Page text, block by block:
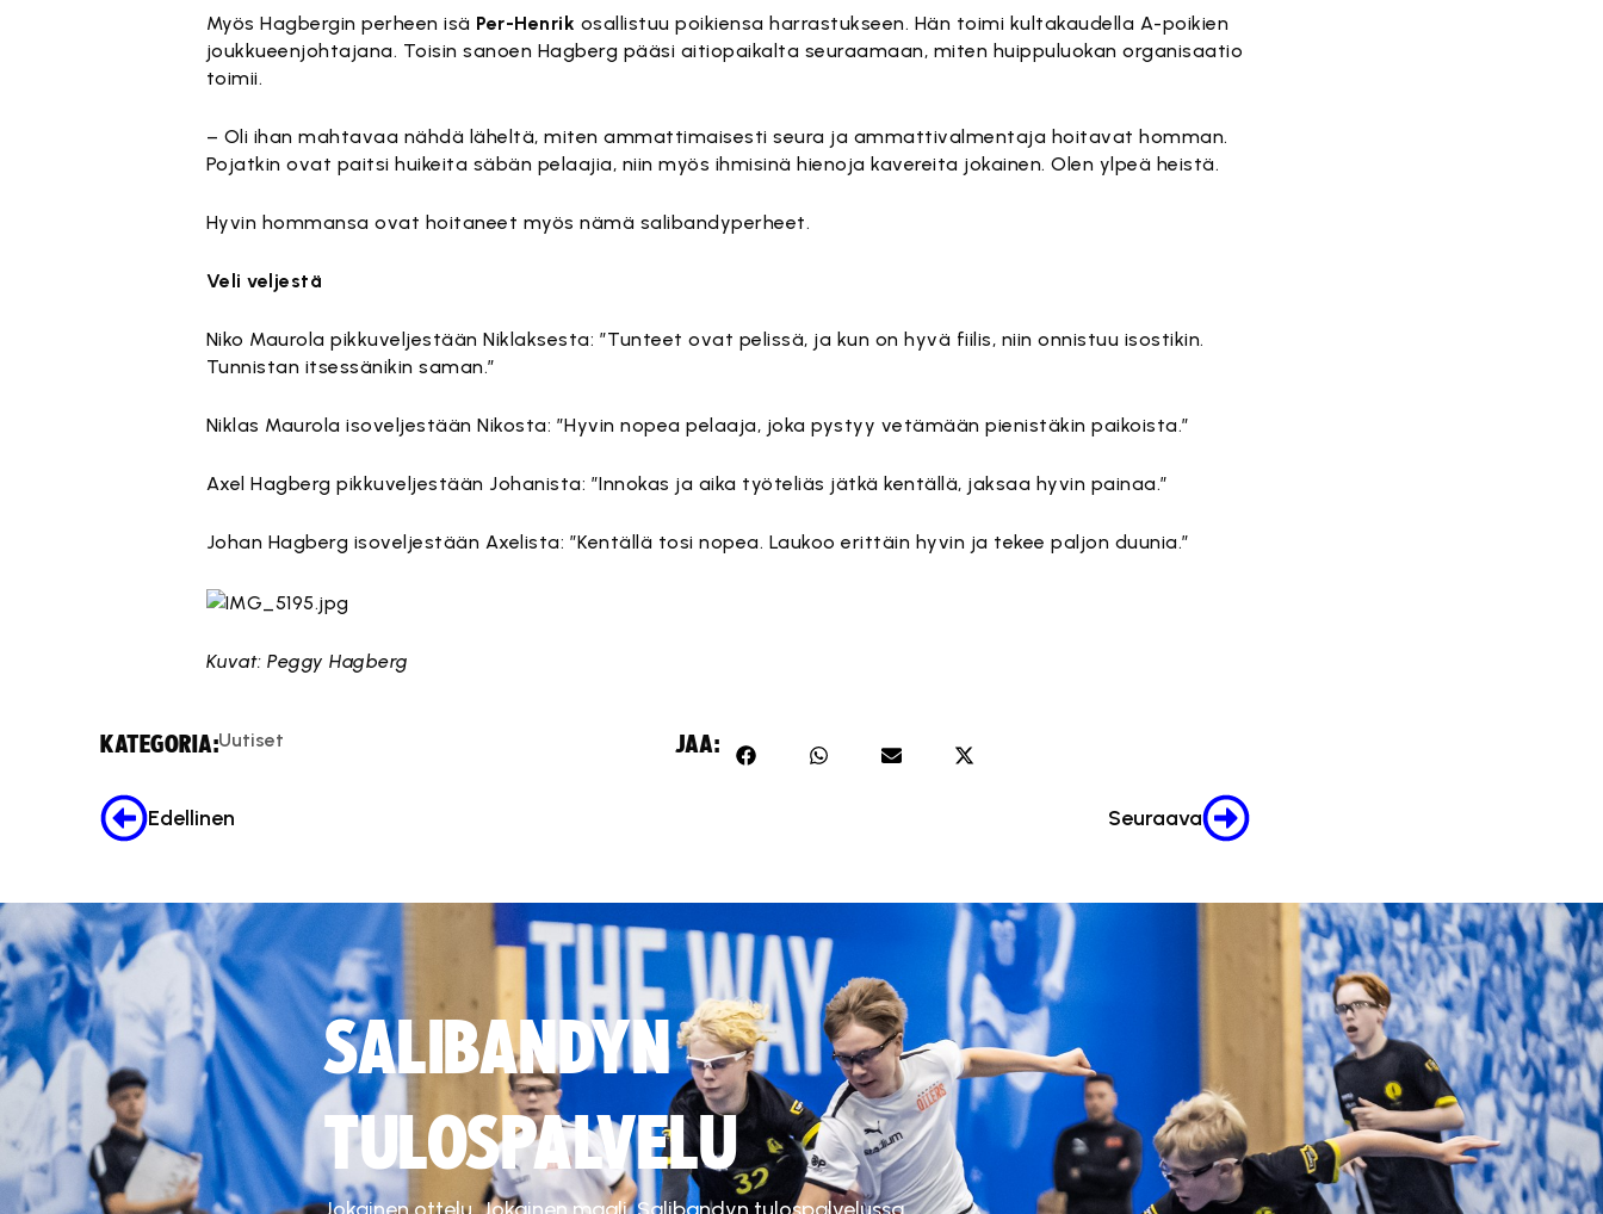
Myös Hagbergin perheen isä Per-Henrik osallistuu poikiensa harrastukseen. Hän toimi kultakaudella A-poikien
joukkueenjohtajana. Toisin sanoen Hagberg pääsi aitiopaikalta seuraamaan, miten huippuluokan organisaatio
toimii.
– Oli ihan mahtavaa nähdä läheltä, miten ammattimaisesti seura ja ammattivalmentaja hoitavat homman.
Pojatkin ovat paitsi huikeita säbän pelaajia, niin myös ihmisinä hienoja kavereita jokainen. Olen ylpeä heistä.
Hyvin hommansa ovat hoitaneet myös nämä salibandyperheet.
Veli veljestä
Niko Maurola pikkuveljestään Niklaksesta: ”Tunteet ovat pelissä, ja kun on hyvä fiilis, niin onnistuu isostikin.
Tunnistan itsessänikin saman.”
Niklas Maurola isoveljestään Nikosta: ”Hyvin nopea pelaaja, joka pystyy vetämään pienistäkin paikoista.”
Axel Hagberg pikkuveljestään Johanista: ”Innokas ja aika työteliäs jätkä kentällä, jaksaa hyvin painaa.”
Johan Hagberg isoveljestään Axelista: ”Kentällä tosi nopea. Laukoo erittäin hyvin ja tekee paljon duunia.”
Kuvat: Peggy Hagberg
KATEGORIA:Uutiset JAA:
Edellinen Seuraava
SALIBANDYN
TULOSPALVELU